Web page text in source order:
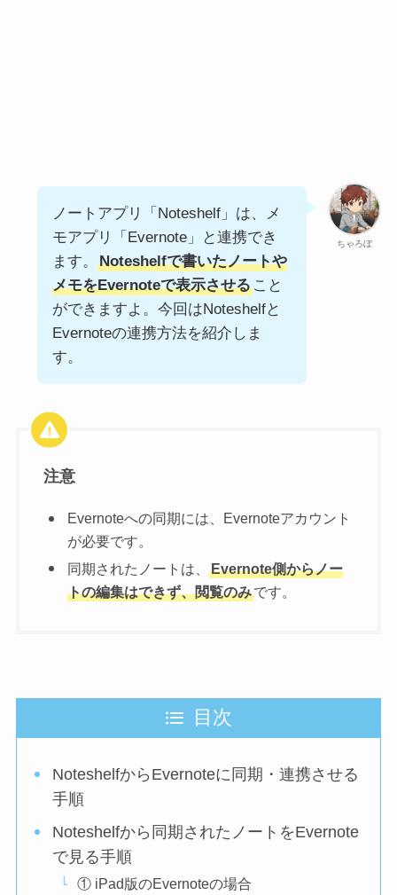
ちゃろぼ
ノートアプリ「Noteshelf」は、メ
モアプリ「Evernote」と連携でき
ます。
Noteshelfで書いたノートや
メモをEvernoteで表示させること
ができますよ。今回はNoteshelfと
Evernoteの連携方法を紹介しま
す。
注意
Evernoteへの同期には、Evernoteアカウント
が必要です。
同期されたノートは、
Evernote側からノー
トの編集はできず、閲覧のみです。
目次
NoteshelfからEvernoteに同期・連携させる
手順
Noteshelfから同期されたノートをEvernote
で見る手順
① iPad版のEvernoteの場合